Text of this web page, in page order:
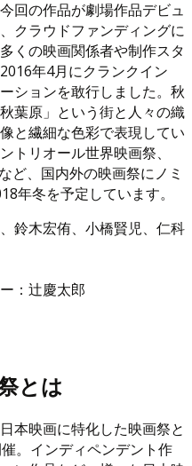
回の作品が劇場作品デビュ
クラウドファンディングに
くの映画関係者や制作スタ
年4月にクランクイン
ションを敢行しました。秋
葉原」という街と人々の織
と繊細な色彩で表現してい
トリオール世界映画祭、
ど、国内外の映画祭にノミ
年冬を予定しています。
鈴木宏侑、小橋賢児、仁科
：辻慶太郎
とは
本映画に特化した映画祭と
。インディペンデント作